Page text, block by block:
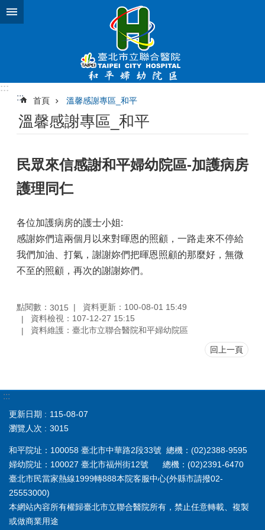
跳到主要內容區塊
:::
:::
首頁 溫馨感謝專區_和平
溫馨感謝專區_和平
民眾來信感謝和平婦幼院區-加護病房
護理同仁
各位加護病房的護士小姐:
感謝妳們這兩個月以來對暉恩的照顧，一路走來不停給
我們加油、打氣，謝謝妳們把暉恩照顧的那麼好，無微
不至的照顧，再次的謝謝妳們。
點閱數： 3015
資料更新：100-08-01 15:49
資料檢視：107-12-27 15:15
資料維護：臺北市立聯合醫院和平婦幼院區
回上一頁
:::
更新日期
115-08-07
瀏覽人次
3015
和平院址：100058 臺北市中華路2段33號 總機：(02)2388-9595
婦幼院址：100027 臺北市福州街12號 總機：(02)2391-6470
臺北市民當家熱線1999轉888本院客服中心(外縣市請撥02-
25553000)
本網站內容所有權歸臺北市立聯合醫院所有，禁止任意轉載、複製
或做商業用途